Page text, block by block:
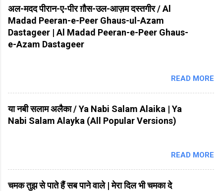
अल-मदद पीरान-ए-पीर ग़ौस-उल-आज़म दस्तगीर / Al
Madad Peeran-e-Peer Ghaus-ul-Azam
Dastageer | Al Madad Peeran-e-Peer Ghaus-
e-Azam Dastageer
READ MORE
या नबी सलाम अलैका / Ya Nabi Salam Alaika | Ya
Nabi Salam Alayka (All Popular Versions)
READ MORE
चमक तुझ से पाते हैं सब पाने वाले | मेरा दिल भी चमका दे